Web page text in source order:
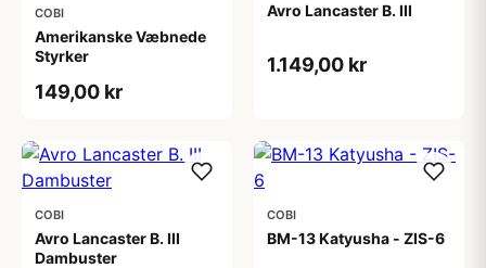
COBI
Amerikanske Væbnede
Styrker
149,00 kr
Avro Lancaster B. III
1.149,00 kr
COBI
Avro Lancaster B. III
Dambuster
COBI
BM-13 Katyusha - ZIS-6